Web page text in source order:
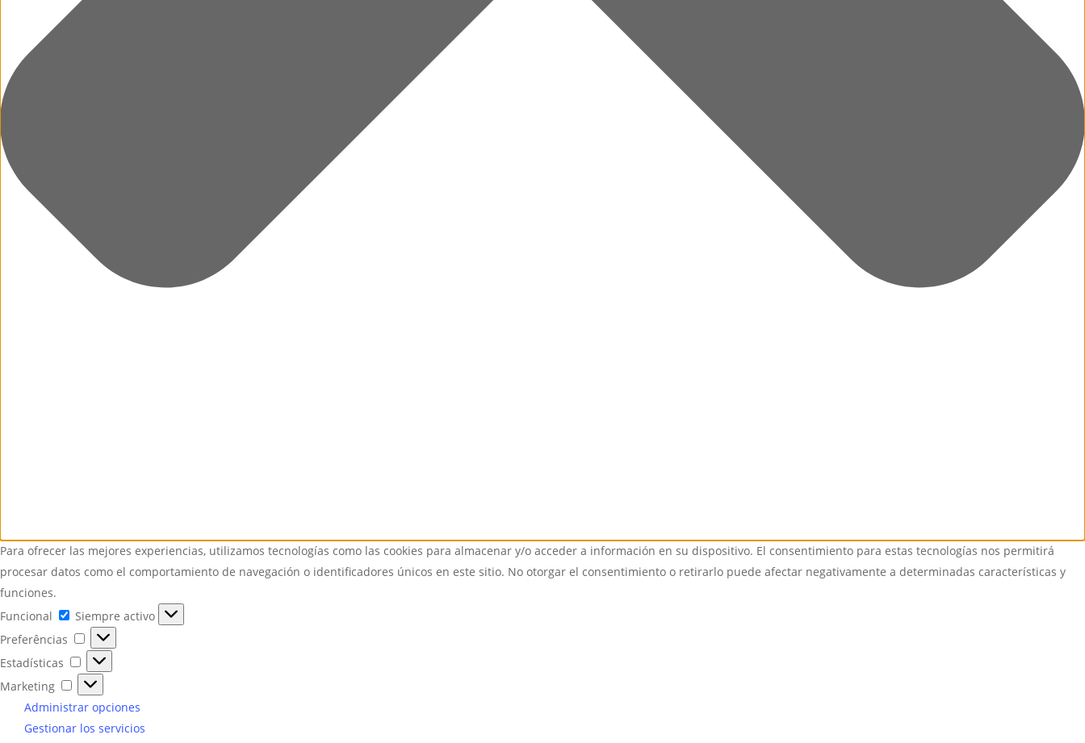
Para ofrecer las mejores experiencias, utilizamos tecnologías como las cookies para almacenar y/o acceder a información en su dispositivo. El consentimiento para estas tecnologías nos permitirá
procesar datos como el comportamiento de navegación o identificadores únicos en este sitio. No otorgar el consentimiento o retirarlo puede afectar negativamente a determinadas características y
funciones.
Funcional
Funcional
Siempre activo
Preferências
Preferências
Estadísticas
Estadísticas
Marketing
Marketing
Administrar opciones
Gestionar los servicios